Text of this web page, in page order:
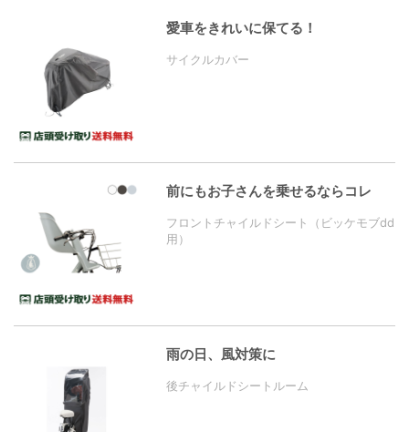
愛車をきれいに保てる！
サイクルカバー
前にもお子さんを乗せるならコレ
フロントチャイルドシート（ビッケモブdd
用）
雨の日、風対策に
後チャイルドシートルーム